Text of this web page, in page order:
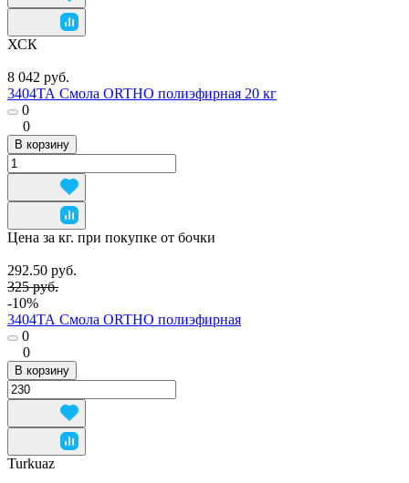
ХСК
8 042 руб.
3404ТА Смола ORTHO полиэфирная 20 кг
0
0
В корзину
Цена за кг. при покупке от бочки
292.50 руб.
325 руб.
-10%
3404ТА Смола ORTHO полиэфирная
0
0
В корзину
Turkuaz